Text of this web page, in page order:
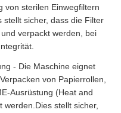
von sterilen Einwegfiltern
stellt sicher, dass die Filter
verpackt werden, bei
- Die Maschine eignet
von Papierrollen,
Ausrüstung (Heat and
stellt sicher,